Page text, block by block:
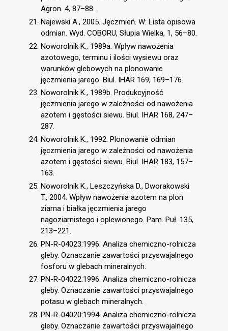
Agron. 4, 87–88.
Najewski A., 2005. Jęczmień. W: Lista opisowa
odmian. Wyd. COBORU, Słupia Wielka, 1, 56–80.
Noworolnik K., 1989a. Wpływ nawożenia
azotowego, terminu i ilości wysiewu oraz
warunków glebowych na plonowanie
jęczmienia jarego. Biul. IHAR 169, 169–176.
Noworolnik K., 1989b. Produkcyjność
jęczmienia jarego w zależności od nawożenia
azotem i gęstości siewu. Biul. IHAR 168, 247–
287.
Noworolnik K., 1992. Plonowanie odmian
jęczmienia jarego w zależności od nawożenia
azotem i gęstości siewu. Biul. IHAR 183, 157–
163.
Noworolnik K., Leszczyńska D., Dworakowski
T., 2004. Wpływ nawożenia azotem na plon
ziarna i białka jęczmienia jarego
nagoziarnistego i oplewionego. Pam. Puł. 135,
213–221.
PN-R-04023:1996. Analiza chemiczno-rolnicza
gleby. Oznaczanie zawartości przyswajalnego
fosforu w glebach mineralnych.
PN-R-04022:1996. Analiza chemiczno-rolnicza
gleby. Oznaczanie zawartości przyswajalnego
potasu w glebach mineralnych.
PN-R-04020:1994. Analiza chemiczno-rolnicza
gleby. Oznaczanie zawartości przyswajalnego